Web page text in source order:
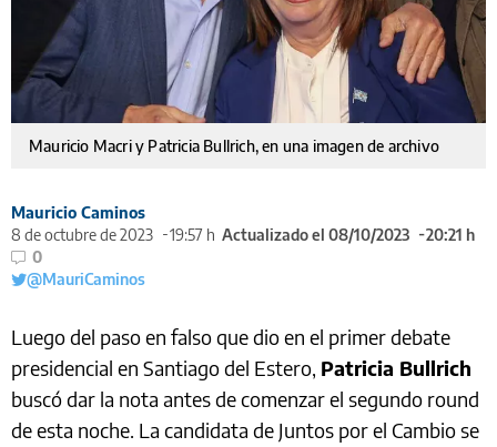
Mauricio Macri y Patricia Bullrich, en una imagen de archivo
Mauricio Caminos
8 de octubre de 2023
19:57 h Actualizado el 08/10/2023
20:21 h
0
@MauriCaminos
Luego del paso en falso que dio en el primer debate
presidencial en Santiago del Estero, Patricia Bullrich
buscó dar la nota antes de comenzar el segundo round
de esta noche. La candidata de Juntos por el Cambio se